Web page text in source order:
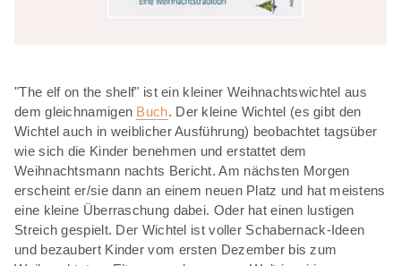
"The elf on the shelf" ist ein kleiner Weihnachtswichtel aus
dem gleichnamigen Buch. Der kleine Wichtel (es gibt den
Wichtel auch in weiblicher Ausführung) beobachtet tagsüber
wie sich die Kinder benehmen und erstattet dem
Weihnachtsmann nachts Bericht. Am nächsten Morgen
erscheint er/sie dann an einem neuen Platz und hat meistens
eine kleine Überraschung dabei. Oder hat einen lustigen
Streich gespielt. Der Wichtel ist voller Schabernack-Ideen
und bezaubert Kinder vom ersten Dezember bis zum